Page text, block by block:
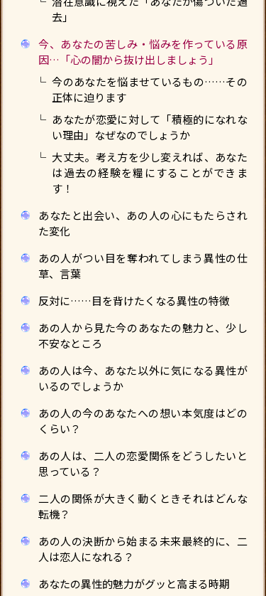
去」
今、あなたの苦しみ・悩みを作っている原
因…「心の闇から抜け出しましょう」
今のあなたを悩ませているもの……その
正体に迫ります
あなたが恋愛に対して「積極的になれな
い理由」なぜなのでしょうか
大丈夫。考え方を少し変えれば、あなた
は過去の経験を糧にすることができま
す！
あなたと出会い、あの人の心にもたらされ
た変化
あの人がつい目を奪われてしまう異性の仕
草、言葉
反対に……目を背けたくなる異性の特徴
あの人から見た今のあなたの魅力と、少し
不安なところ
あの人は今、あなた以外に気になる異性が
いるのでしょうか
あの人の今のあなたへの想い――本気度はどの
くらい？
あの人は、二人の恋愛関係をどうしたいと
思っている？
二人の関係が大きく動くとき――それはどんな
転機？
あの人の決断から始まる未来――最終的に、二
人は恋人になれる？
あなたの異性的魅力がグッと高まる時期